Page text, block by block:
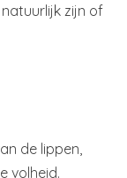
zijn of
de lippen,
volheid.